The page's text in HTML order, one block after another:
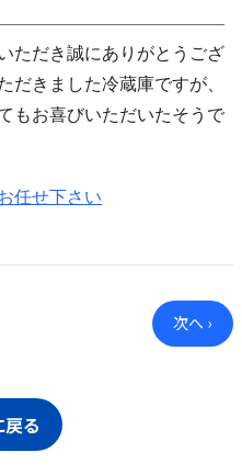
ただき誠にありがとうござ
きました冷蔵庫ですが、
もお喜びいただいたそうで
任せ下さい
次へ ›
る